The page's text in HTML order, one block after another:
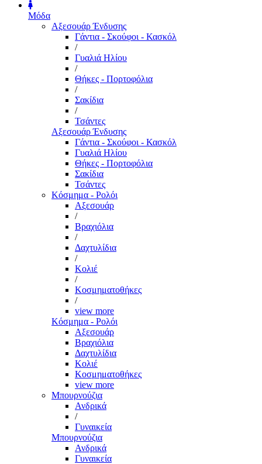
Μόδα
Αξεσουάρ Ένδυσης
Γάντια - Σκούφοι - Κασκόλ
/
Γυαλιά Ηλίου
/
Θήκες - Πορτοφόλια
/
Σακίδια
/
Τσάντες
Αξεσουάρ Ένδυσης
Γάντια - Σκούφοι - Κασκόλ
Γυαλιά Ηλίου
Θήκες - Πορτοφόλια
Σακίδια
Τσάντες
Κόσμημα - Ρολόι
Αξεσουάρ
/
Βραχιόλια
/
Δαχτυλίδια
/
Κολιέ
/
Κοσμηματοθήκες
/
view more
Κόσμημα - Ρολόι
Αξεσουάρ
Βραχιόλια
Δαχτυλίδια
Κολιέ
Κοσμηματοθήκες
view more
Μπουρνούζια
Ανδρικά
/
Γυναικεία
Μπουρνούζια
Ανδρικά
Γυναικεία